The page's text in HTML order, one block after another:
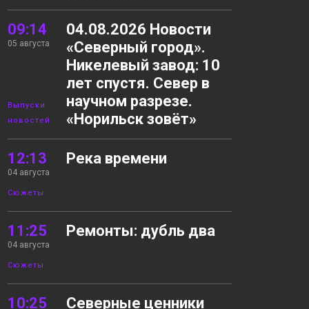
09:14
05 августа
Выпуски
новостей
04.08.2026 Новости
«Северный город».
Никелевый завод: 10
лет спустя. Север в
научном разрезе.
«Норильск зовёт»
12:13
04 августа
Сюжеты
Река времени
11:25
04 августа
Сюжеты
Ремонты: дубль два
10:25 Северные ценники